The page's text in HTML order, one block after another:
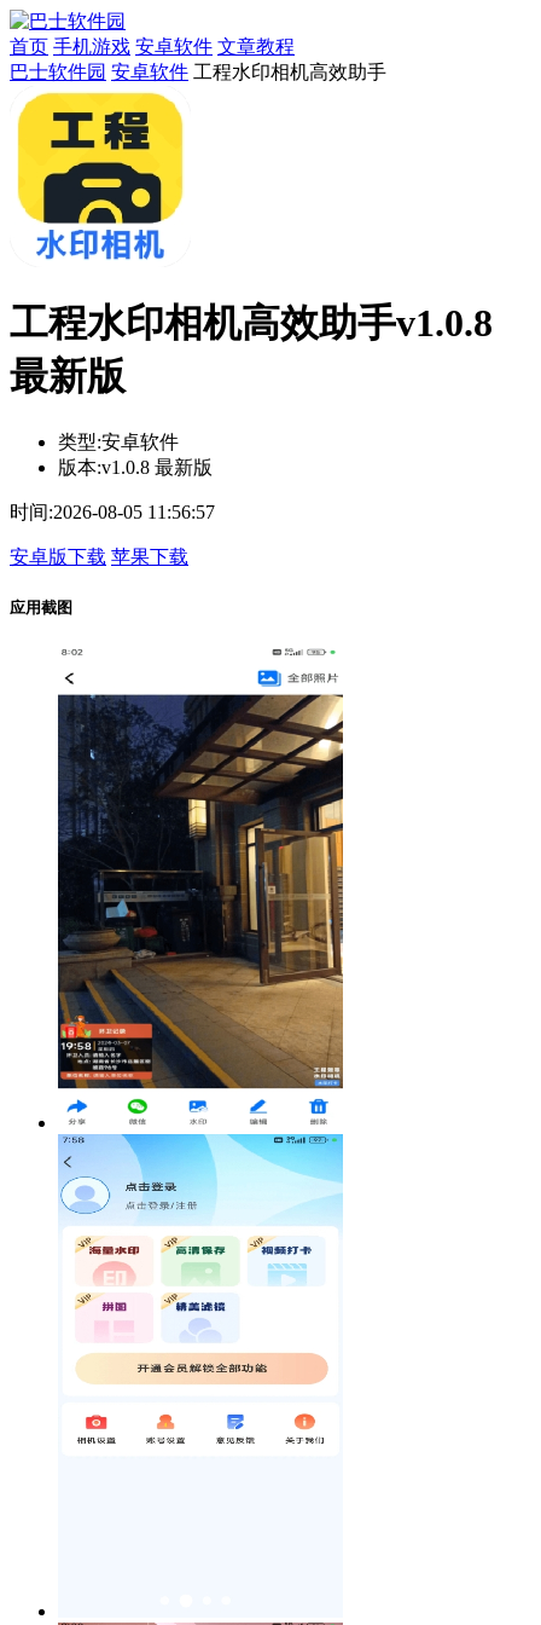
首页 手机游戏 安卓软件 文章教程
巴士软件园 安卓软件 工程水印相机高效助手
工程水印相机高效助手v1.0.8
最新版
类型:安卓软件
版本:v1.0.8 最新版
时间:2026-08-05 11:56:57
安卓版下载 苹果下载
应用截图